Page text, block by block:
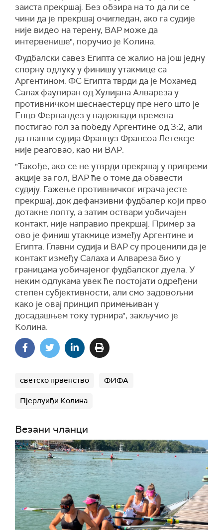
заиста прекршај. Без обзира на то да ли се
чини да је прекршај очигледан, ако га судије
није видео на терену, ВАР може да
интервенише", поручио је Колина.
Фудбалски савез Египта се жалио на још једну
спорну одлуку у финишу утакмице са
Аргентином. ФС Египта тврди да је Мохамед
Салах фаулиран од Хулијана Алвареза у
противничком шеснаестерцу пре него што је
Енцо Фернандез у надокнади времена
постигао гол за победу Аргентине од 3:2, али
да главни судија Француз Франсоа Летексје
није реаговао, као ни ВАР.
"Такође, ако се не утврди прекршај у припреми
акције за гол, ВАР ће о томе да обавести
судију. Гажење противничког играча јесте
прекршај, док дефанзивни фудбалер који прво
дотакне лопту, а затим оствари уобичајен
контакт, није направио прекршај. Пример за
ово је финиш утакмице између Аргентине и
Египта. Главни судија и ВАР су проценили да је
контакт између Салаха и Алвареза био у
границама уобичајеног фудбалског дуела. У
неким одлукама увек ће постојати одређени
степен субјективности, али смо задовољни
како је овај принцип примењиван у
досадашњем току турнира", закључио је
Колина.
светско првенство ФИФА
Пјерлуиђи Колина
Везани чланци